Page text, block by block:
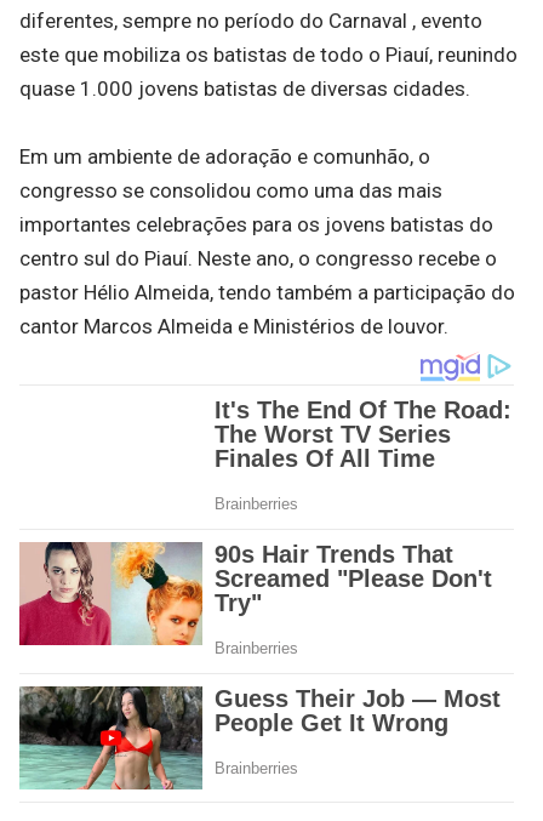
diferentes, sempre no período do Carnaval , evento
este que mobiliza os batistas de todo o Piauí, reunindo
quase 1.000 jovens batistas de diversas cidades.
Em um ambiente de adoração e comunhão, o
congresso se consolidou como uma das mais
importantes celebrações para os jovens batistas do
centro sul do Piauí. Neste ano, o congresso recebe o
pastor Hélio Almeida, tendo também a participação do
cantor Marcos Almeida e Ministérios de louvor.